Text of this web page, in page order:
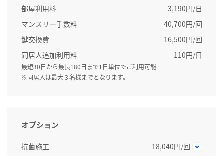
部屋利用料
3,190円/日
マンスリー手数料
40,700円/回
鍵交換費
16,500円/回
同居人追加利用料
110円/日
最短30日から最長180日まで1日単位でご利用可能
※同居人は最大３名様までとなります。
オプション
抗菌施工
18,040円/回